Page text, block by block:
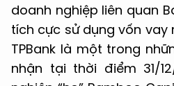
doanh nghiệp liên quan
tích cực sử dụng vốn
TPBank là một trong
nhận tại thời điểm 31/